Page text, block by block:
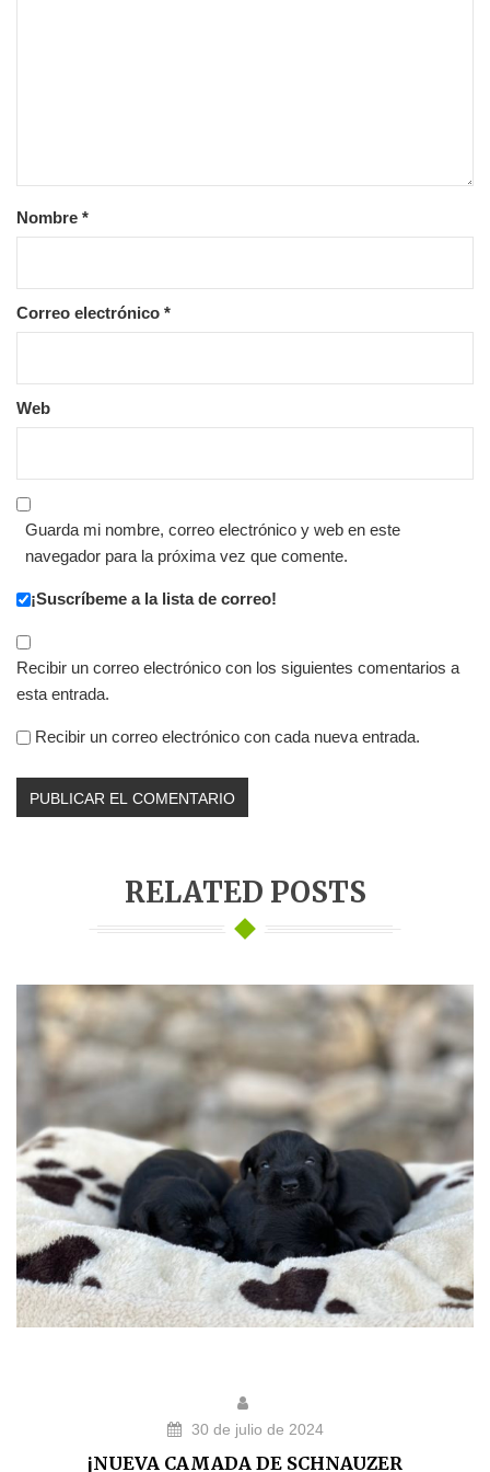
Nombre *
Correo electrónico *
Web
Guarda mi nombre, correo electrónico y web en este
navegador para la próxima vez que comente.
¡Suscríbeme a la lista de correo!
Recibir un correo electrónico con los siguientes comentarios a
esta entrada.
Recibir un correo electrónico con cada nueva entrada.
RELATED POSTS
30 de julio de 2024
¡NUEVA CAMADA DE SCHNAUZER